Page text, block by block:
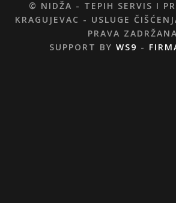
© NIDŽA - TEPIH SERVIS I
KRAGUJEVAC - USLUGE
PRAVA
SUPPORT BY WS9 -